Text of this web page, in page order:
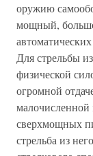
оружию
мощный,
Для стрельбы
физической
огромной
малочисленной
сверхмощных
стрельба из